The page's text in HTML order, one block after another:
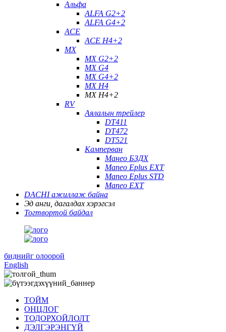
Альфа
ALFA G2+2
ALFA G4+2
ACE
ACE H4+2
MX
MX G2+2
MX G4
MX G4+2
MX H4
MX H4+2
RV
Аялалын трейлер
DT411
DT472
DT521
Камперван
Манео БЗДХ
Maneo Eplus EXT
Maneo Eplus STD
Maneo EXT
DACHI ажиллаж байна
Эд анги, дагалдах хэрэгсэл
Тогтвортой байдал
биднийг олоорой
English
ТОЙМ
ОНЦЛОГ
ТОДОРХОЙЛОЛТ
ДЭЛГЭРЭНГҮЙ